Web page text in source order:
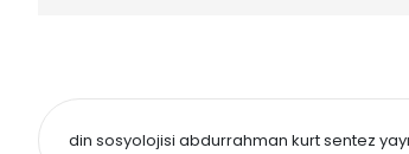
din sosyolojisi abdurrahman kurt sentez